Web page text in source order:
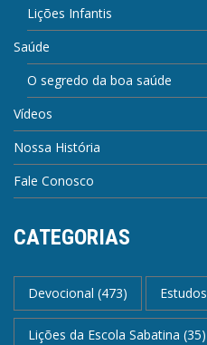
Lições Infantis
Saúde
O segredo da boa saúde
Vídeos
Nossa História
Fale Conosco
CATEGORIAS
Devocional (473) Estudos
Lições da Escola Sabatina (35)